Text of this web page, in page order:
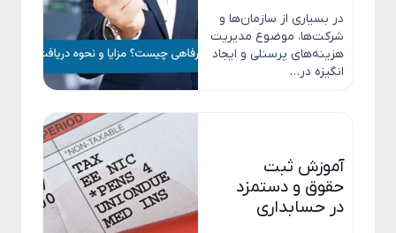
در بسیاری از سازمان‌ها و
شرکت‌ها، موضوع مدیریت
هزینه‌های پرسنلی و ایجاد
انگیزه در…
آموزش ثبت
حقوق و دستمزد
در حسابداری